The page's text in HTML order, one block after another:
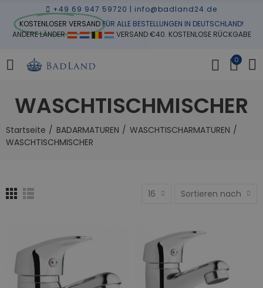
+49 69 947 59720 | info@badland24.de
KOSTENLOSER VERSANDFÜR ALLE BESTELLUNGEN IN DEUTSCHLAND!
ANDERE LÄNDER
VERSAND €40. KOSTENLOSE RÜCKGABE
0
WASCHTISCHMISCHER
Startseite BADARMATUREN
WASCHTISCHARMATUREN
WASCHTISCHMISCHER
16 Sortieren nach